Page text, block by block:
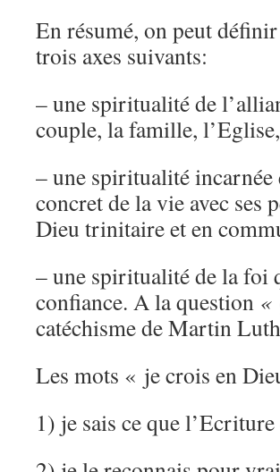
En résumé, on peut
trois axes suivants:
– une spiritualité de
couple, la famille,
– une spiritualité
concret de la vie avec ses
Dieu trinitaire et en
– une spiritualité de la foi
confiance. A la question «
catéchisme de Martin
Les mots « je crois en
1) je sais ce que